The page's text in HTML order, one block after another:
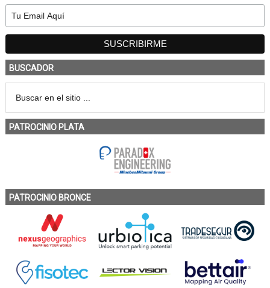
BUSCADOR
PATROCINIO PLATA
PATROCINIO BRONCE